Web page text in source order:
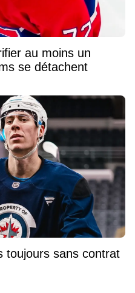
au moins un
se détachent
toujours sans contrat